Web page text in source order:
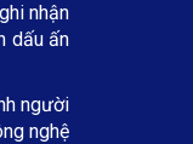
nhận
dấu ấn
người
nghệ